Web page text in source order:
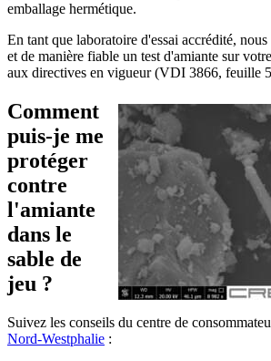
emballage hermétique.
En tant que laboratoire d'essai accrédité,
et de manière fiable un test d'amiante sur
aux directives en vigueur (VDI 3866, feuille
Comment
puis-je me
protéger
contre
l'amiante
dans le
sable de
jeu ?
Suivez les conseils du centre de
Nord-Westphalie :